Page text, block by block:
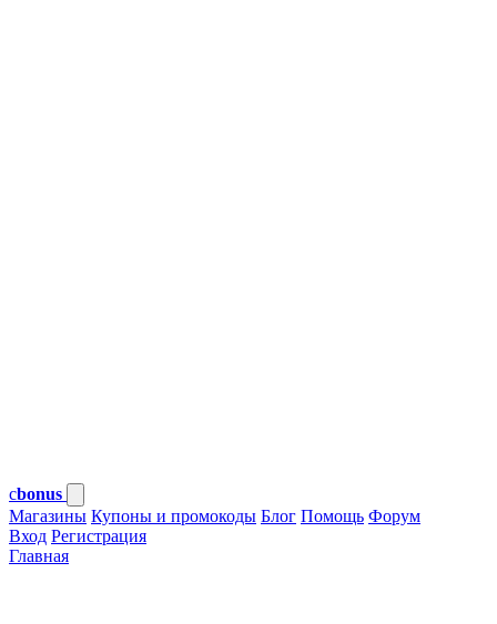
cbonus
Магазины Купоны и промокоды Блог Помощь Форум
Вход Регистрация
Главная